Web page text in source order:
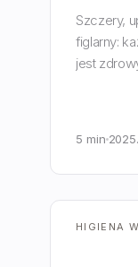
Szczery,
figlarny:
jest
5 min
HIGIENA